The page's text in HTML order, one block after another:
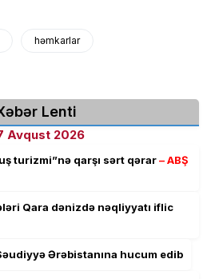
həmkarlar
Lenti
Avqust 2026
turizmi”nə qarşı sərt qərar– ABŞ
Qara dənizdə nəqliyyatı iflic
Ərəbistanına hucum edib